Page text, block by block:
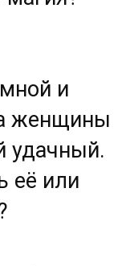
и
женщины
удачный.
её или